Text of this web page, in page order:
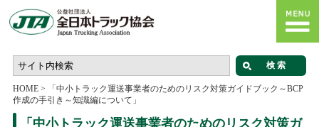
HOME>
「中小トラック運送事業者のためのリスク対策ガイドブック～BCP
作成の手引き～知識編について」
「中小トラック運送事業者のためのリスク対策ガ